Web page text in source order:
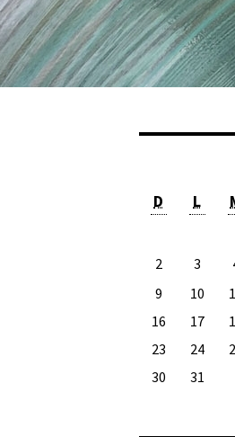
D L
2
3
9
10
16
17
23
24
30
31